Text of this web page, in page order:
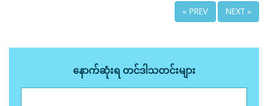
« PREV NEXT »
နောက်ဆုံးရ တင်ဒါသတင်းများ